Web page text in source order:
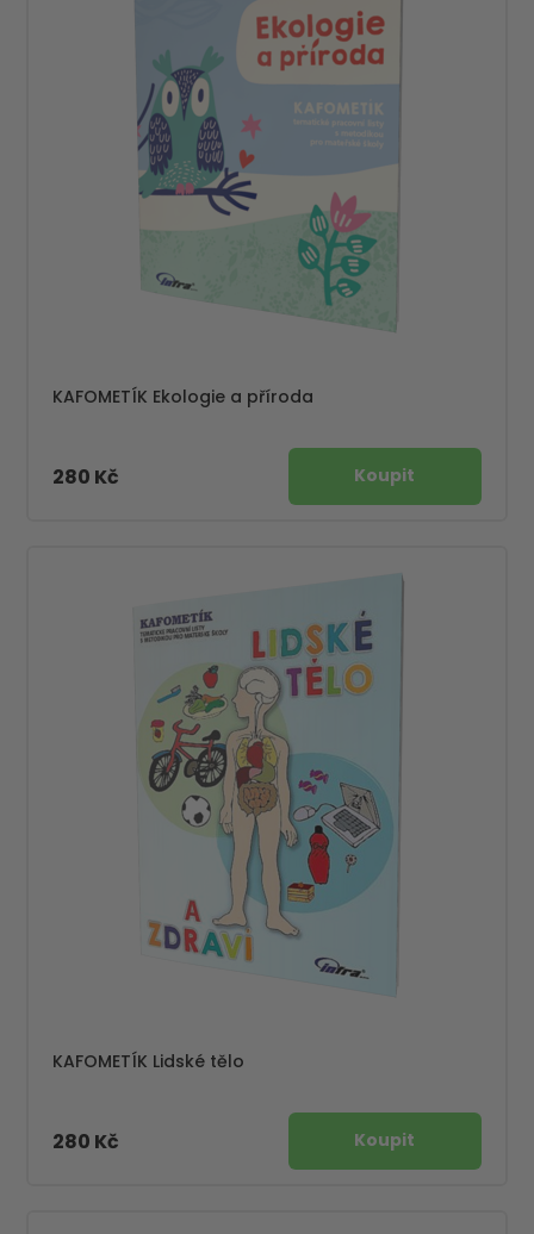
KAFOMETÍK Ekologie a příroda
280 Kč
KAFOMETÍK Lidské tělo
280 Kč